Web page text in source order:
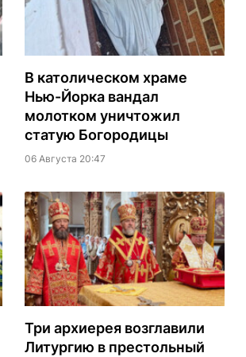
В католическом храме
Нью-Йорка вандал
молотком уничтожил
статую Богородицы
06 Августа 20:47
Три архиерея возглавили
Литургию в престольный